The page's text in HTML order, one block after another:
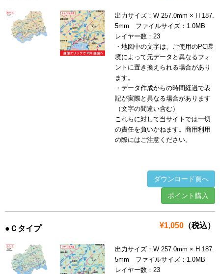
出力サイズ：W 257.0mm × H 187.
5mm ファイルサイズ：1.0MB
レイヤー数：23
・地図中の文字は、ご使用のPC環
境によって元データと異なるフォ
ントに置き換えられる場合があり
ます。
・データ作成からの時間経過で表
記が実際と異なる場合があります
（文字の間違い含む）
これらに対して当サイトでは一切
の責任を負いかねます。商用利用
の際にはご注意ください。
ダウンロード頁へ
ポイント購入
¥1,050 （税込）
●Ｃタイプ
出力サイズ：W 257.0mm × H 187.
5mm ファイルサイズ：1.0MB
レイヤー数：23